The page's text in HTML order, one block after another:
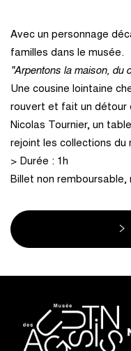
Avec un personnage
familles dans le musée.
"Arpentons la maison, du
Une cousine lointaine
rouvert et fait un détour
Nicolas Tournier, un
rejoint les collections du
> Durée : 1h
Billet non remboursable,